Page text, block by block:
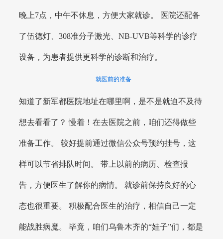
晚上7点，中午不休息，方便大家就诊。 医院还配备
了伍德灯、308准分子激光、NB-UVB等科学的诊疗
设备，为患者提供更科学的诊断和治疗。
就医前的准备
知道了新军都医院地址在哪里啊，是不是就迫不及待
想去看看了？ 慢着！在去医院之前，咱们还得做些
准备工作。 较好提前通过微信公众号预约挂号，这
样可以节省排队时间。 带上以前的病历、检查报
告，方便医生了解你的病情。 就诊前保持良好的心
态也很重要。 积极配合医生的治疗，相信自己一定
能战胜病魔。 毕竟，咱们乌鲁木齐的“娃子”们，都是